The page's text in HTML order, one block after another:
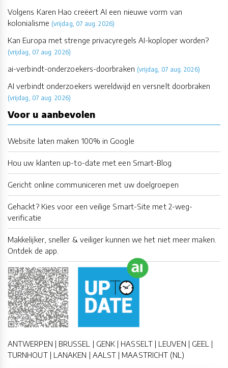
Volgens Karen Hao creëert AI een nieuwe vorm van
kolonialisme (vrijdag, 07 aug. 2026)
Kan Europa met strenge privacyregels AI-koploper worden?
(vrijdag, 07 aug. 2026)
ai-verbindt-onderzoekers-doorbraken (vrijdag, 07 aug. 2026)
AI verbindt onderzoekers wereldwijd en versnelt doorbraken
(vrijdag, 07 aug. 2026)
Voor u aanbevolen
Website laten maken 100% in Google
Hou uw klanten up-to-date met een Smart-Blog
Gericht online communiceren met uw doelgroepen
Gehackt? Kies voor een veilige Smart-Site met 2-weg-
verificatie
Makkelijker, sneller & veiliger kunnen we het niet meer maken.
Ontdek de app.
ANTWERPEN | BRUSSEL | GENK | HASSELT | LEUVEN | GEEL |
TURNHOUT | LANAKEN | AALST | MAASTRICHT (NL)